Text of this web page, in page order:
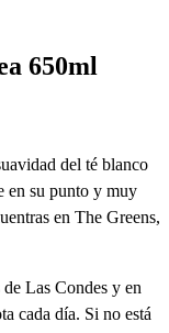
650ml
del té blanco
en su punto y muy
en The Greens,
Las Condes y en
cada día. Si no está